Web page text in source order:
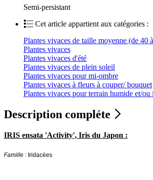
Semi-persistant
Cet article appartient aux catégories :
Plantes vivaces de taille moyenne (de 40
Plantes vivaces
Plantes vivaces d'été
Plantes vivaces de plein soleil
Plantes vivaces pour mi-ombre
Plantes vivaces à fleurs à couper/ bouquet
Plantes vivaces pour terrain humide et/ou
Description compléte
IRIS ensata 'Activity', Iris du Japon :
Famille : Iridacées